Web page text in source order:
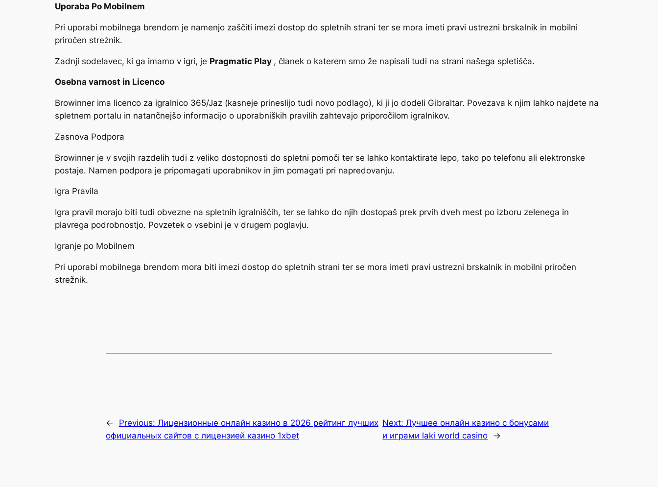
Uporaba Po Mobilnem
Pri uporabi mobilnega brendom je namenjo zaščiti imezi dostop do spletnih strani ter se mora imeti pravi ustrezni brskalnik in mobilni
priročen strežnik.
Zadnji sodelavec, ki ga imamo v igri, je Pragmatic Play , članek o katerem smo že napisali tudi na strani našega spletišča.
Osebna varnost in Licenco
Browinner ima licenco za igralnico 365/Jaz (kasneje prineslijo tudi novo podlago), ki ji jo dodeli Gibraltar. Povezava k njim lahko najdete na
spletnem portalu in natančnejšo informacijo o uporabniških pravilih zahtevajo priporočilom igralnikov.
Zasnova Podpora
Browinner je v svojih razdelih tudi z veliko dostopnosti do spletni pomoči ter se lahko kontaktirate lepo, tako po telefonu ali elektronske
postaje. Namen podpora je pripomagati uporabnikov in jim pomagati pri napredovanju.
Igra Pravila
Igra pravil morajo biti tudi obvezne na spletnih igralniščih, ter se lahko do njih dostopaš prek prvih dveh mest po izboru zelenega in
plavrega podrobnostjo. Povzetek o vsebini je v drugem poglavju.
Igranje po Mobilnem
Pri uporabi mobilnega brendom mora biti imezi dostop do spletnih strani ter se mora imeti pravi ustrezni brskalnik in mobilni priročen
strežnik.
← Previous: Лицензионные онлайн казино в 2026 рейтинг лучших
официальных сайтов с лицензией казино 1xbet
Next:Лучшее онлайн казино с бонусами
и играми laki world casino
→